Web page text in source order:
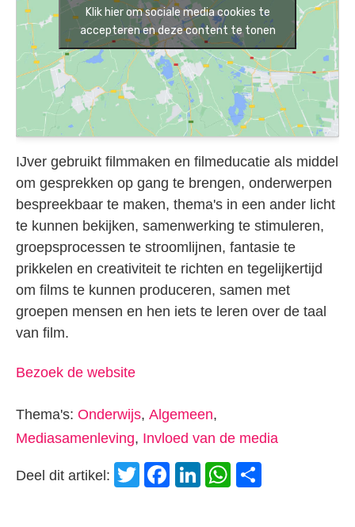
Klik hier om sociale media cookies te
accepteren en deze content te tonen
IJver gebruikt filmmaken en filmeducatie als middel
om gesprekken op gang te brengen, onderwerpen
bespreekbaar te maken, thema's in een ander licht
te kunnen bekijken, samenwerking te stimuleren,
groepsprocessen te stroomlijnen, fantasie te
prikkelen en creativiteit te richten en tegelijkertijd
om films te kunnen produceren, samen met
groepen mensen en hen iets te leren over de taal
van film.
Bezoek de website
Thema's: Onderwijs, Algemeen,
Mediasamenleving, Invloed van de media
Deel dit artikel: Twitter
Facebook
LinkedIn
WhatsApp